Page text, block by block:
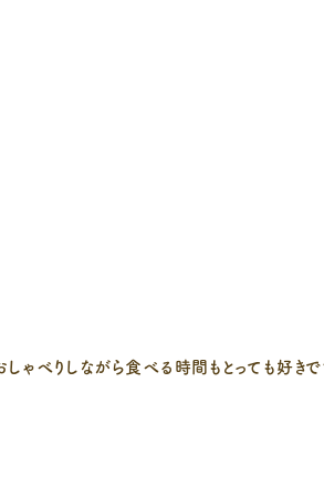
ゃべりしながら食べる時間もとっても好き